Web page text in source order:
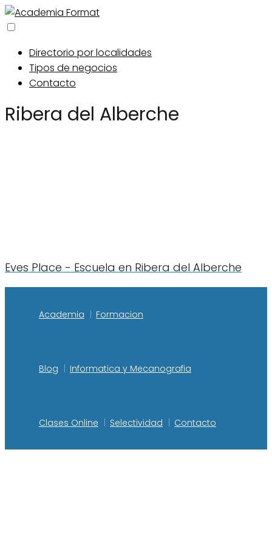
Directorio por localidades
Tipos de negocios
Contacto
Ribera del Alberche
Eves Place - Escuela en Ribera del Alberche
Academia Formacion
Blog Informatica y Mecanografia
Clases Online Selectividad Contacto